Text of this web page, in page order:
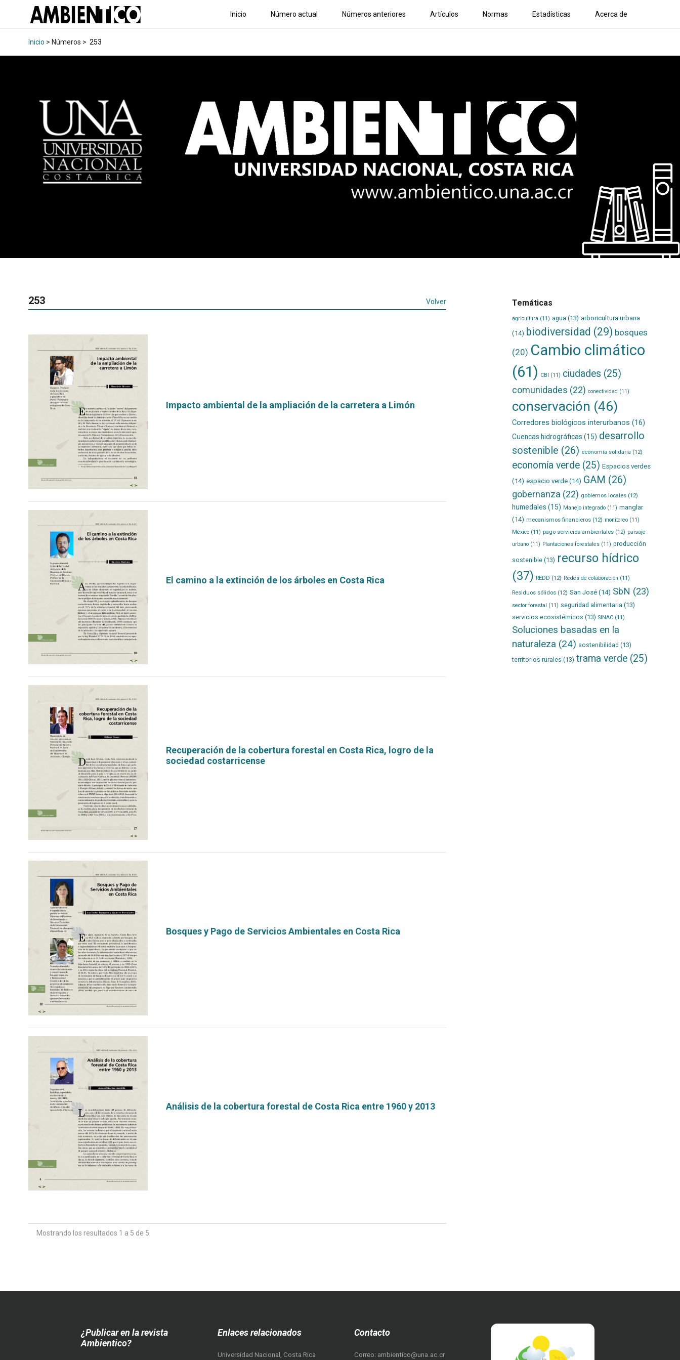
Inicio Número actual Números anteriores Artículos Normas Estadísticas Acerca de
Inicio > Números > 253
253 Volver
Impacto ambiental de la ampliación de la carretera a Limón
El camino a la extinción de los árboles en Costa Rica
Recuperación de la cobertura forestal en Costa Rica, logro de la
sociedad costarricense
Bosques y Pago de Servicios Ambientales en Costa Rica
Análisis de la cobertura forestal de Costa Rica entre 1960 y 2013
Mostrando los resultados 1 a 5 de 5
Temáticas
agricultura (11) agua (13) arboricultura urbana
(14) biodiversidad (29) bosques
(20) Cambio climático
(61) CBI (11) ciudades (25)
comunidades (22) conectividad (11)
conservación (46)
Corredores biológicos interurbanos (16)
Cuencas hidrográficas (15) desarrollo
sostenible (26) economía solidaria (12)
economía verde(25) Espacios verdes
(14) espacio verde(14) GAM (26)
gobernanza (22) gobiernos locales(12)
humedales (15) Manejo integrado(11) manglar
(14) mecanismos financieros(12) monitoreo(11)
México(11) pago servicios ambientales(12) paisaje
urbano(11) Plantaciones forestales(11) producción
sostenible(13) recurso hídrico
(37) REDD (12) Redes de colaboración (11)
Residuos sólidos(12) San José(14) SbN (23)
sector forestal (11) seguridad alimentaria (13)
servicios ecosistémicos (13) SINAC(11)
Soluciones basadas en la
naturaleza (24) sostenibilidad (13)
territorios rurales (13) trama verde(25)
¿Publicar en la revista
Ambientico?
Enlaces relacionados
Universidad Nacional, Costa Rica
Contacto
Correo: ambientico@una.ac.cr